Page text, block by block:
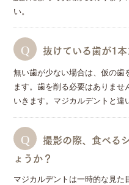
い。
抜けている歯が1
無い歯が少ない場合は、仮の歯
ます。歯を削る必要はありま
いきます。マジカルデントと違
撮影の際、食べる
ょうか？
マジカルデントは一時的な見た